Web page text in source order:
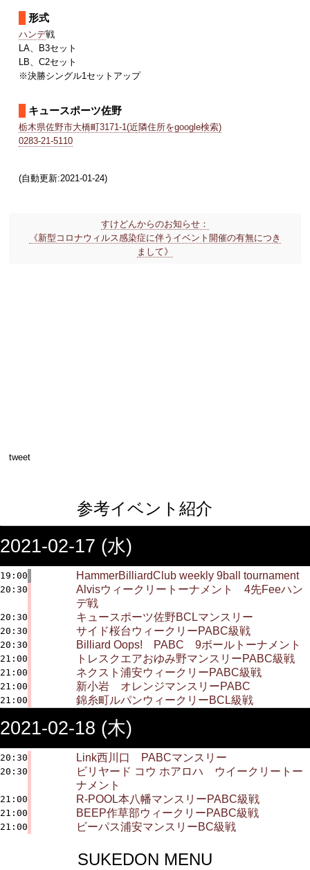
形式
ハンデ戦
LA、B3セット
LB、C2セット
※決勝シングル1セットアップ
キュースポーツ佐野
栃木県佐野市大橋町3171-1(近隣住所をgoogle検索)
0283-21-5110
(自動更新:2021-01-24)
すけどんからのお知らせ：
《新型コロナウィルス感染症に伴うイベント開催の有無につき
まして》
tweet
参考イベント紹介
2021-02-17 (水)
19:00 HammerBilliardClub weekly 9ball tournament
20:30
Alvisウィークリートーナメント 4先Feeハン
デ戦
20:30 キュースポーツ佐野BCLマンスリー
20:30 サイド桜台ウィークリーPABC級戦
20:30 Billiard Oops! PABC 9ボールトーナメント
21:00 トレスクエアおゆみ野マンスリーPABC級戦
21:00 ネクスト浦安ウィークリーPABC級戦
21:00 新小岩 オレンジマンスリーPABC
21:00 錦糸町ルパンウィークリーBCL級戦
2021-02-18 (木)
20:30 Link西川口 PABCマンスリー
20:30
ビリヤード コウ ホアロハ ウイークリートー
ナメント
21:00 R-POOL本八幡マンスリーPABC級戦
21:00 BEEP作草部ウィークリーPABC級戦
21:00 ビーパス浦安マンスリーBC級戦
SUKEDON MENU